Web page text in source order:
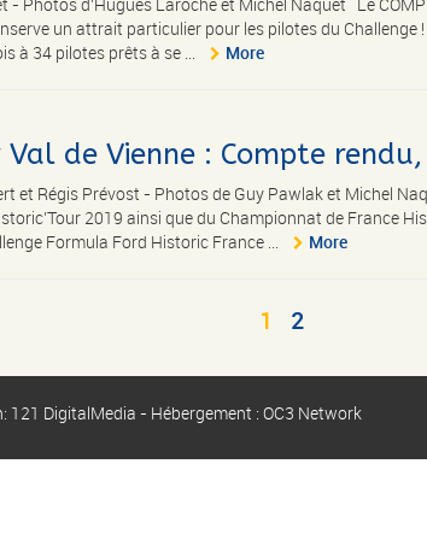
un attrait particulier pour les pilotes du Challenge
à 34 pilotes prêts à se ...
More
Val de Vienne : Compte
et Régis Prévost - Photos de Guy Pawlak et Michel
2019 ainsi que du Championnat de France
Formula Ford Historic France ...
More
1 2
121 DigitalMedia - Hébergement : OC3 Network